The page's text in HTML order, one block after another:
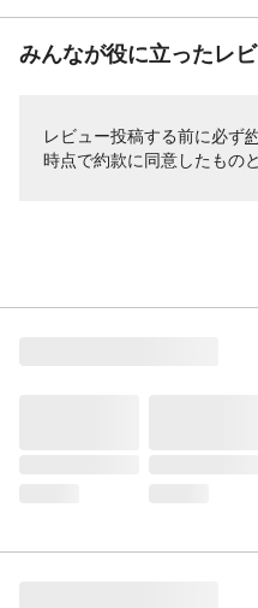
みんなが役に立ったレ
レビュー投稿する前に必ず
時点で約款に同意したもの